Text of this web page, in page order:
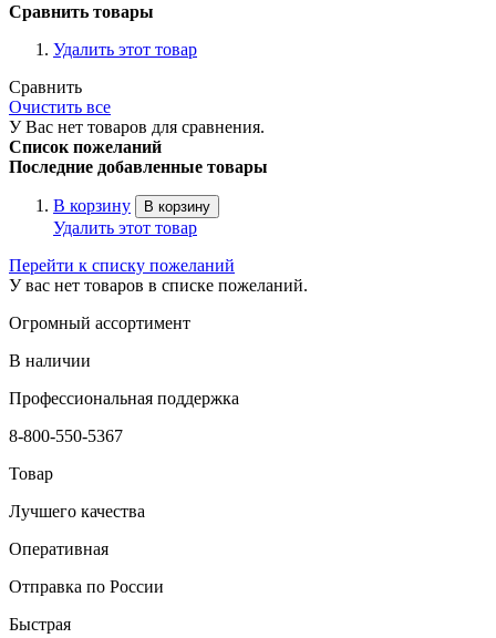
Сравнить товары
Удалить этот товар
Сравнить
Очистить все
У Вас нет товаров для сравнения.
Список пожеланий
Последние добавленные товары
В корзину В корзину
Удалить этот товар
Перейти к списку пожеланий
У вас нет товаров в списке пожеланий.
Огромный ассортимент
В наличии
Профессиональная поддержка
8-800-550-5367
Товар
Лучшего качества
Оперативная
Отправка по России
Быстрая